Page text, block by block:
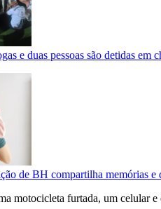
e duas pessoas são detidas em
de BH compartilha memórias
motocicleta furtada, um celular e